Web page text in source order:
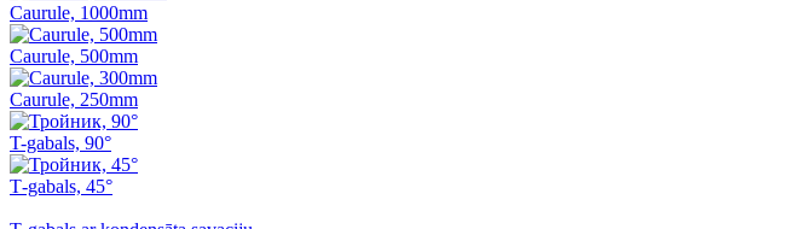
Caurule, 1000mm
Caurule, 500mm
Caurule, 250mm
T-gabals, 90°
Т-gabals, 45°